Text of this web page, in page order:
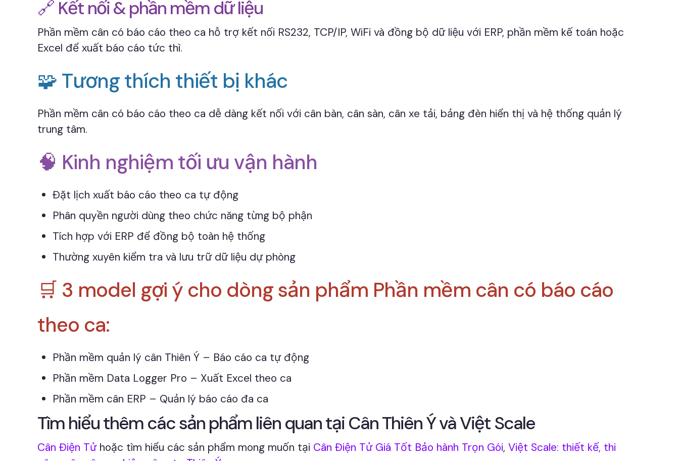
🔗 Kết nối & phần mềm dữ liệu
Phần mềm cân có báo cáo theo ca hỗ trợ kết nối RS232, TCP/IP, WiFi và đồng bộ dữ liệu với ERP, phần mềm kế toán hoặc
Excel để xuất báo cáo tức thì.
🧩 Tương thích thiết bị khác
Phần mềm cân có báo cáo theo ca dễ dàng kết nối với cân bàn, cân sàn, cân xe tải, bảng đèn hiển thị và hệ thống quản lý
trung tâm.
🧠 Kinh nghiệm tối ưu vận hành
Đặt lịch xuất báo cáo theo ca tự động
Phân quyền người dùng theo chức năng từng bộ phận
Tích hợp với ERP để đồng bộ toàn hệ thống
Thường xuyên kiểm tra và lưu trữ dữ liệu dự phòng
🛒 3 model gợi ý cho dòng sản phẩm Phần mềm cân có báo cáo
theo ca:
Phần mềm quản lý cân Thiên Ý – Báo cáo ca tự động
Phần mềm Data Logger Pro – Xuất Excel theo ca
Phần mềm cân ERP – Quản lý báo cáo đa ca
Tìm hiểu thêm các sản phẩm liên quan tại Cân Thiên Ý và Việt Scale
Cân Điện Tửhoặc tìm hiểu các sản phẩm mong muốn tại Cân Điện Tử Giá Tốt Bảo hành Trọn Gói, Việt Scale: thiết kế, thi